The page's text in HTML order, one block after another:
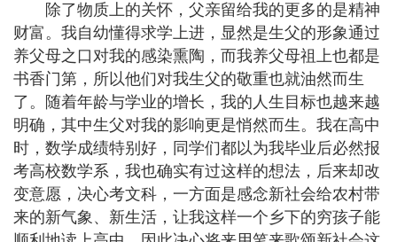
除了物质上的关怀，父亲留给我的更多的是精神
财富。我自幼懂得求学上进，显然是生父的形象通过
养父母之口对我的感染熏陶，而我养父母祖上也都是
书香门第，所以他们对我生父的敬重也就油然而生
了。随着年龄与学业的增长，我的人生目标也越来越
明确，其中生父对我的影响更是悄然而生。我在高中
时，数学成绩特别好，同学们都以为我毕业后必然报
考高校数学系，我也确实有过这样的想法，后来却改
变意愿，决心考文科，一方面是感念新社会给农村带
来的新气象、新生活，让我这样一个乡下的穷孩子能